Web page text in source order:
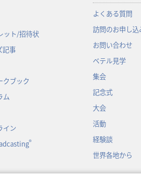
ット/招待状
記事
クブック
ム
イン
®
よくある質問
訪問のお申し込
お問い合わせ
ベテル見学
集会
記念式
大会
活動
経験談
世界各地から